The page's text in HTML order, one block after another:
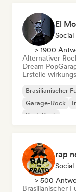
El
> 1900
Alternativer
Dream Pop
Erstelle
Brasilianischer
Garage-Rock
Post-Punk
rap
> 500
Brasilianischer